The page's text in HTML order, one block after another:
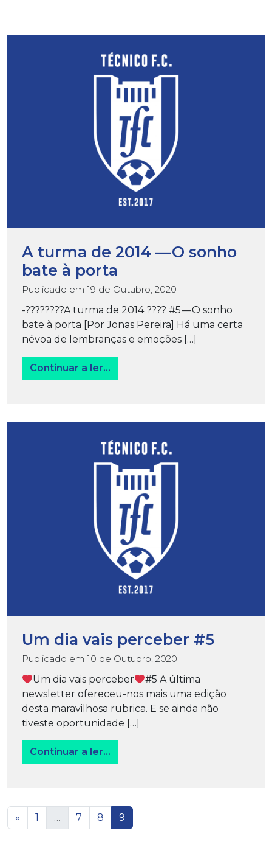
A turma de 2014 — O sonho
bate à porta
Publicado em 19 de Outubro, 2020
-????‍????A turma de 2014 ???? #5 — O sonho
bate à porta [Por Jonas Pereira] Há uma certa
névoa de lembranças e emoções […]
Continuar a ler…
Um dia vais perceber #5
Publicado em 10 de Outubro, 2020
Um dia vais perceber
#5 A última
newsletter ofereceu-nos mais uma edição
desta maravilhosa rubrica. E se ainda não
tiveste oportunidade […]
Continuar a ler…
Navegação de artigos
« 1 … 7 8 9